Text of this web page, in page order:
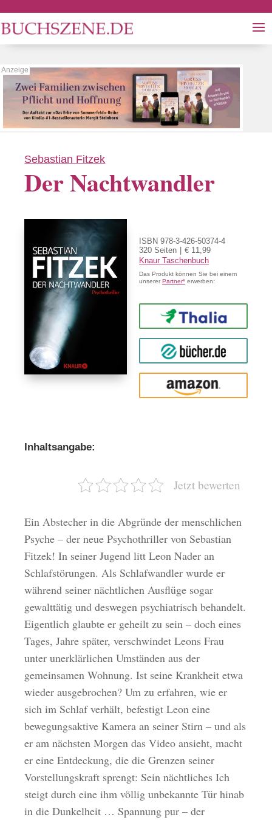
Sebastian Fitzek
Der Nachtwandler
ISBN 978-3-426-50374-4
320 Seiten
€ 11,99
Knaur Taschenbuch
Das Produkt können Sie bei einem
unsererPartner* erwerben:
Thalia
buecher.de
Amazon
Inhaltsangabe:
Jetzt bewerten
Ein Abstecher in die Abgründe der menschlichen
Psyche – der neue Psychothriller von Sebastian
Fitzek! In seiner Jugend litt Leon Nader an
Schlafstörungen. Als Schlafwandler wurde er
während seiner nächtlichen Ausflüge sogar
gewalttätig und deswegen psychiatrisch behandelt.
Eigentlich glaubte er geheilt zu sein – doch eines
Tages, Jahre später, verschwindet Leons Frau
unter unerklärlichen Umständen aus der
gemeinsamen Wohnung. Ist seine Krankheit etwa
wieder ausgebrochen? Um zu erfahren, wie er
sich im Schlaf verhält, befestigt Leon eine
bewegungsaktive Kamera an seiner Stirn – und als
er am nächsten Morgen das Video ansieht, macht
er eine Entdeckung, die die Grenzen seiner
Vorstellungskraft sprengt: Sein nächtliches Ich
steigt durch eine ihm völlig unbekannte Tür hinab
in die Dunkelheit … Spannung pur – der